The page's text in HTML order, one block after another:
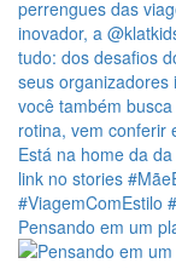
Pensando em um